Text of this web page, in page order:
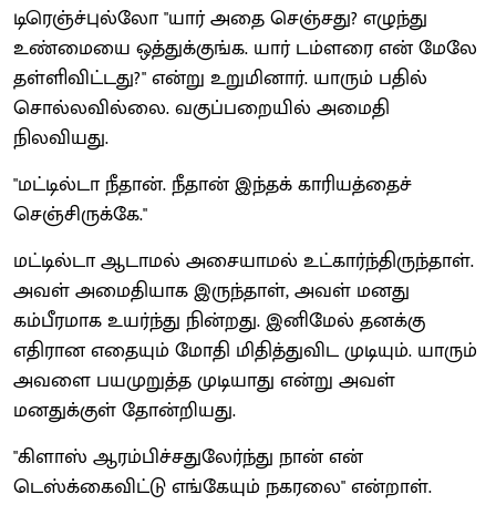
டிரெஞ்ச்புல்லோ "யார் அதை செஞ்சது? எழுந்து
உண்மையை ஒத்துக்குங்க. யார் டம்ளரை என் மேலே
தள்ளிவிட்டது?" என்று உறுமினார். யாரும் பதில்
சொல்லவில்லை. வகுப்பறையில் அமைதி
நிலவியது.
"மட்டில்டா நீதான். நீதான் இந்தக் காரியத்தைச்
செஞ்சிருக்கே."
மட்டில்டா ஆடாமல் அசையாமல் உட்கார்ந்திருந்தாள்.
அவள் அமைதியாக இருந்தாள், அவள் மனது
கம்பீரமாக உயர்ந்து நின்றது. இனிமேல் தனக்கு
எதிரான எதையும் மோதி மிதித்துவிட முடியும். யாரும்
அவளை பயமுறுத்த முடியாது என்று அவள்
மனதுக்குள் தோன்றியது.
"கிளாஸ் ஆரம்பிச்சதுலேர்ந்து நான் என்
டெஸ்க்கைவிட்டு எங்கேயும் நகரலை" என்றாள்.